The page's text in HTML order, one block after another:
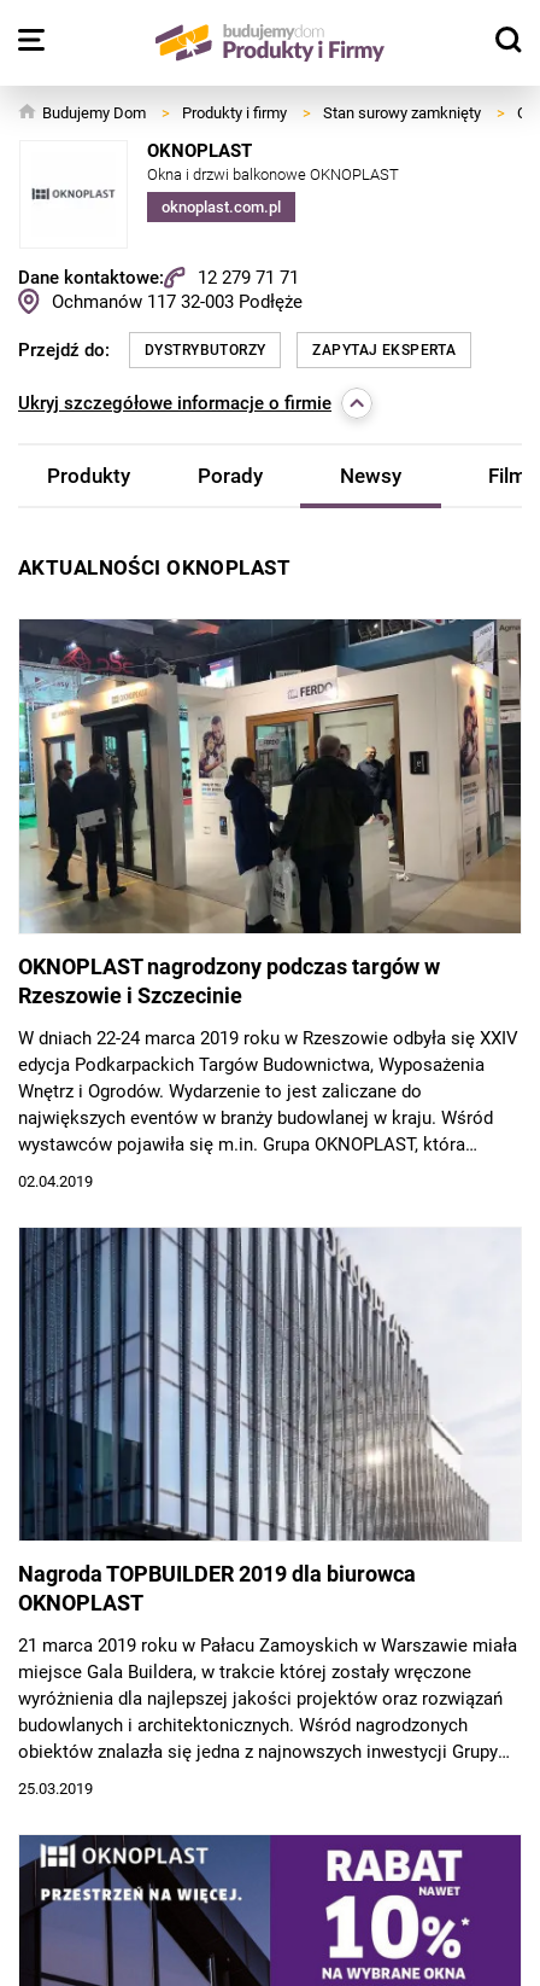
Budujemy Dom > Produkty i firmy > Stan surowy zamknięty >
OKNOPLAST
Okna i drzwi balkonowe OKNOPLAST
oknoplast.com.pl
Dane kontaktowe:
12 279 71 71
Ochmanów 117 32-003 Podłęże
Przejdź do: DYSTRYBUTORZY ZAPYTAJ EKSPERTA
Ukryj szczegółowe informacje o firmie
Produkty Porady Newsy Filmy
AKTUALNOŚCI OKNOPLAST
OKNOPLAST nagrodzony podczas targów w
Rzeszowie i Szczecinie
W dniach 22-24 marca 2019 roku w Rzeszowie odbyła się XXIV
edycja Podkarpackich Targów Budownictwa, Wyposażenia
Wnętrz i Ogrodów. Wydarzenie to jest zaliczane do
największych eventów w branży budowlanej w kraju. Wśród
wystawców pojawiła się m.in. Grupa OKNOPLAST, która
otrzymała nagrodę za okno LUNAR oraz wyróżnienie za model
pokazała się również na targach Bud-Gryf&Home 2019 w
Szczecinie, gdzie zajęła 1. miejsce w konkursie na aranżację
stoiska.
02.04.2019
Nagroda TOPBUILDER 2019 dla biurowca
OKNOPLAST
21 marca 2019 roku w Pałacu Zamoyskich w Warszawie miała
miejsce Gala Buildera, w trakcie której zostały wręczone
wyróżnienia dla najlepszej jakości projektów oraz rozwiązań
budowlanych i architektonicznych. Wśród nagrodzonych
obiektów znalazła się jedna z najnowszych inwestycji Grupy
OKNOPLAST - nowoczesny biurowiec firmy. Inspiracją dla
produkcją systemów okiennych i szkleń.
25.03.2019